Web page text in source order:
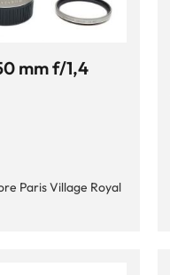
mm f/1,4
Paris Village Royal